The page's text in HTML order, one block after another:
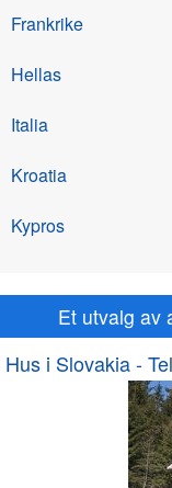
Frankrike
Hellas
Italia
Kroatia
Kypros
Et utvalg av
Hus i Slovakia -